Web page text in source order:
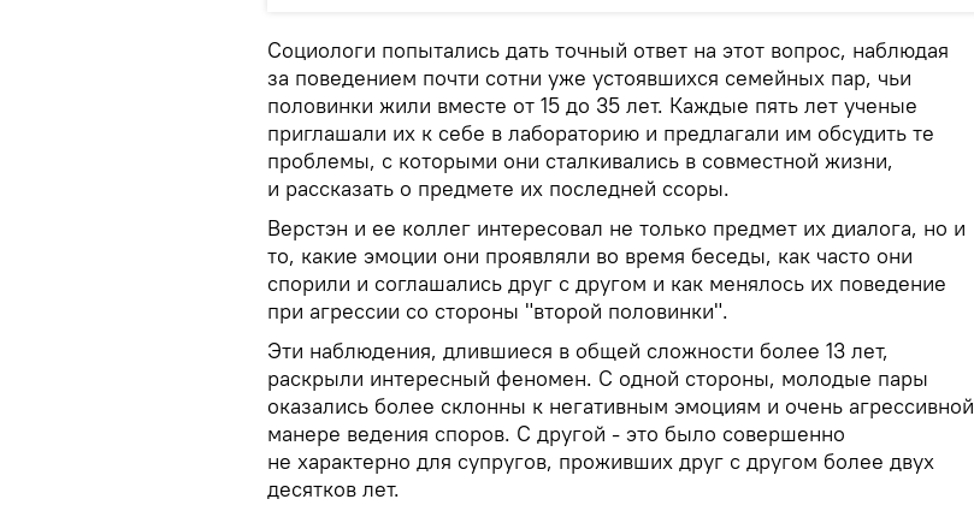
Социологи попытались дать точный ответ на этот вопрос, наблюдая
за поведением почти сотни уже устоявшихся семейных пар, чьи
половинки жили вместе от 15 до 35 лет. Каждые пять лет ученые
приглашали их к себе в лабораторию и предлагали им обсудить те
проблемы, с которыми они сталкивались в совместной жизни,
и рассказать о предмете их последней ссоры.
Верстэн и ее коллег интересовал не только предмет их диалога, но и
то, какие эмоции они проявляли во время беседы, как часто они
спорили и соглашались друг с другом и как менялось их поведение
при агрессии со стороны "второй половинки".
Эти наблюдения, длившиеся в общей сложности более 13 лет,
раскрыли интересный феномен. С одной стороны, молодые пары
оказались более склонны к негативным эмоциям и очень агрессивной
манере ведения споров. С другой - это было совершенно
не характерно для супругов, проживших друг с другом более двух
десятков лет.